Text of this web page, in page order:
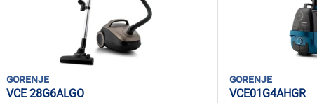
gorenje
VCE 28G6ALGO
gorenje
VCE01G4AHGR